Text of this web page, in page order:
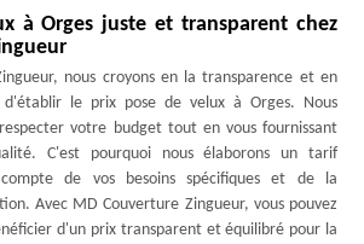
à Orges juste et transparent chez
nous croyons en la transparence et en
le prix pose de velux à Orges. Nous
votre budget tout en vous fournissant
C'est pourquoi nous élaborons un tarif
de vos besoins spécifiques et de la
Avec MD Couverture Zingueur, vous pouvez
d'un prix transparent et équilibré pour la